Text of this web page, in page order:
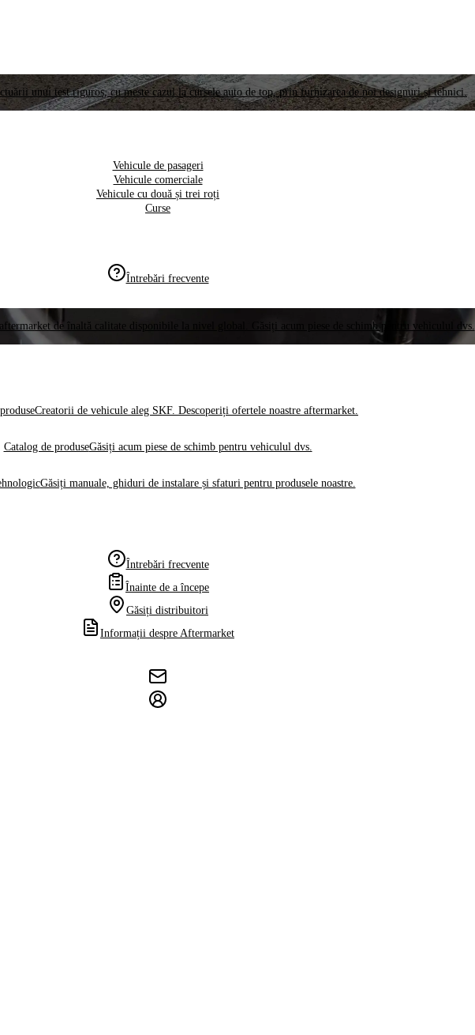
unui test riguros, cu meste cazul la cursele auto de top, prin furnizarea de noi designuri și tehnici.
Vehicule de pasageri
Vehicule comerciale
Vehicule cu două și trei roți
Curse
Întrebări frecvente
de înaltă calitate disponibile la nivel global. Găsiți acum piese de schimb pentru vehiculul dvs.
Creatorii de vehicule aleg SKF. Descoperiți ofertele noastre aftermarket.
Catalog de produseGăsiți acum piese de schimb pentru vehiculul dvs.
Găsiți manuale, ghiduri de instalare și sfaturi pentru produsele noastre.
Întrebări frecvente
Înainte de a începe
Găsiți distribuitori
Informații despre Aftermarket